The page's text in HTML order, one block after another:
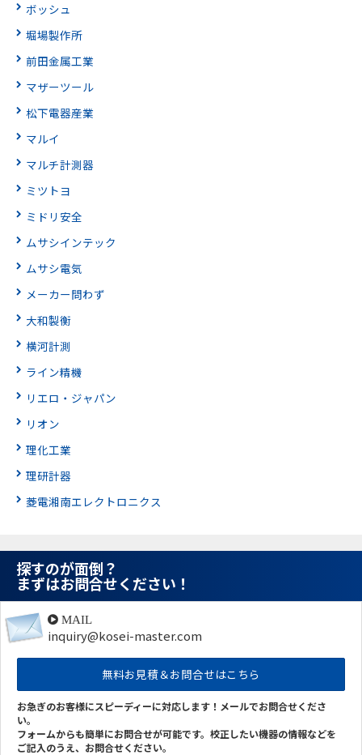
ボッシュ
堀場製作所
前田金属工業
マザーツール
松下電器産業
マルイ
マルチ計測器
ミツトヨ
ミドリ安全
ムサシインテック
ムサシ電気
メーカー問わず
大和製衡
横河計測
ライン精機
リエロ・ジャパン
リオン
理化工業
理研計器
菱電湘南エレクトロニクス
探すのが面倒？
まずはお問合せください！
MAIL
inquiry@kosei-master.com
無料お見積＆お問合せはこちら
お急ぎのお客様にスピーディーに対応します！メールでお問合せくださ
い。
フォームからも簡単にお問合せが可能です。校正したい機器の情報などを
ご記入のうえ、お問合せください。